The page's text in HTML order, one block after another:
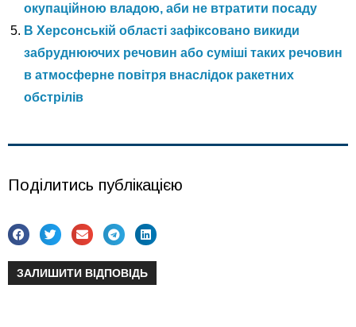
окупаційною владою, аби не втратити посаду
В Херсонській області зафіксовано викиди
забруднюючих речовин або суміші таких речовин
в атмосферне повітря внаслідок ракетних
обстрілів
Поділитись публікацією
ЗАЛИШИТИ ВІДПОВІДЬ